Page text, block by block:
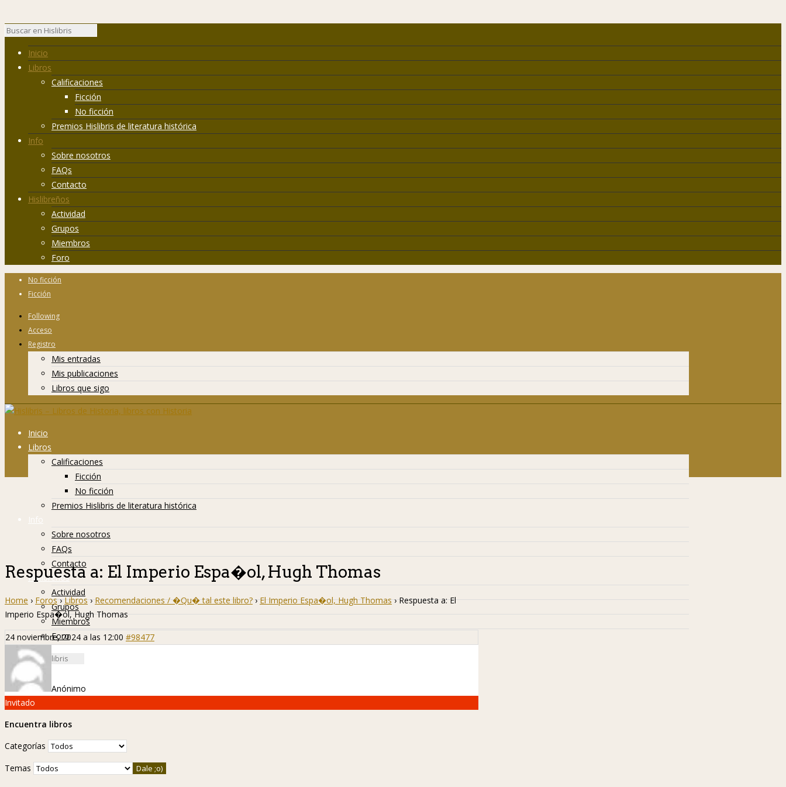
Inicio
Libros
Calificaciones
Ficción
No ficción
Premios Hislibris de literatura histórica
Info
Sobre nosotros
FAQs
Contacto
Hislibreños
Actividad
Grupos
Miembros
Foro
No ficción
Ficción
Following
Acceso
Registro
Mis entradas
Mis publicaciones
Libros que sigo
Inicio
Libros
Calificaciones
Ficción
No ficción
Premios Hislibris de literatura histórica
Info
Sobre nosotros
FAQs
Contacto
Hislibreños
Actividad
Grupos
Miembros
Foro
Respuesta a: El Imperio Espa�ol, Hugh Thomas
Home › Foros › Libros › Recomendaciones / �Qu� tal este libro? › El Imperio Espa�ol, Hugh Thomas › Respuesta a: El
Imperio Espa�ol, Hugh Thomas
24 noviembre, 2024 a las 12:00 #98477
Anónimo
Invitado
Encuentra libros
Categorías
Temas